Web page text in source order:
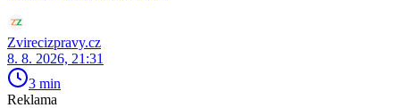
Zvirecizpravy.cz
8. 8. 2026, 21:31
3 min
Reklama